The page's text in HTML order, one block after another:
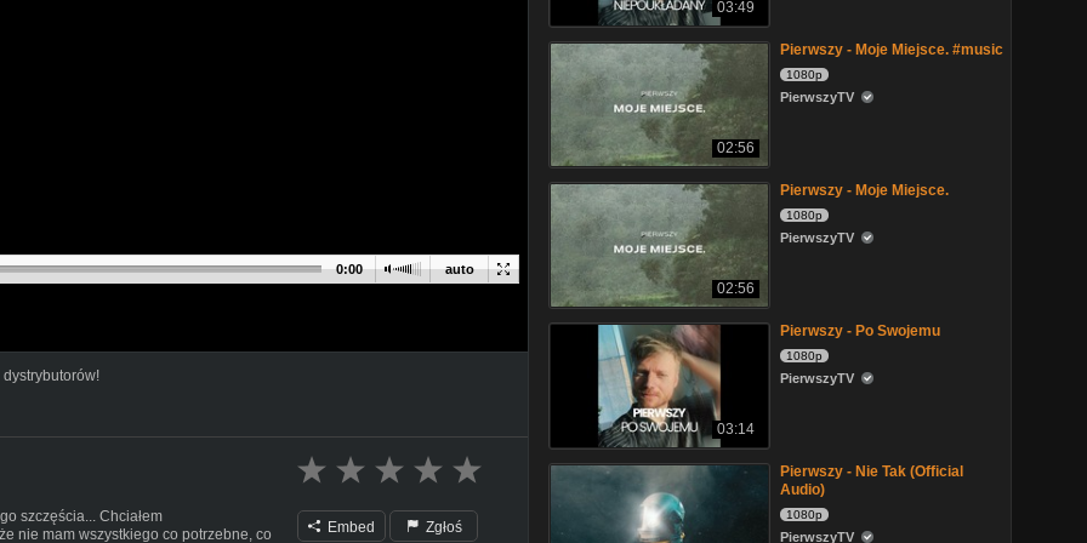
auto
0:00
szczęścia... Chciałem
nie mam wszystkiego co potrzebne, co
Embed Zgłoś
03:49
02:56
Pierwszy - Moje Miejsce. #music
1080p
PierwszyTV
02:56
Pierwszy - Moje Miejsce.
1080p
PierwszyTV
03:14
Pierwszy - Po Swojemu
1080p
PierwszyTV
Pierwszy - Nie Tak (Official
Audio)
1080p
PierwszyTV